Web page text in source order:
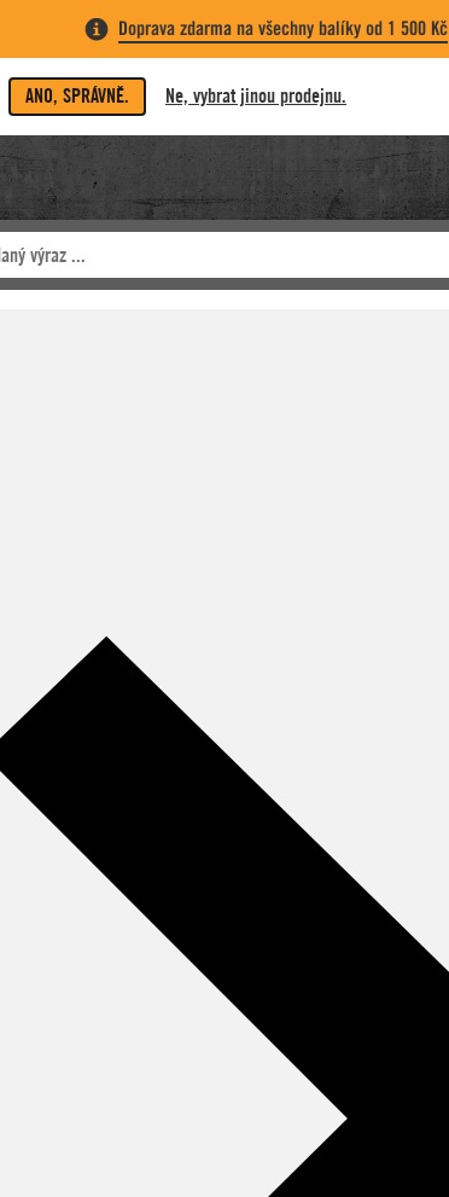
Doprava zdarma na všechny balíky od 1 500 Kč
ANO, SPRÁVNĚ. Ne, vybrat jinou prodejnu.